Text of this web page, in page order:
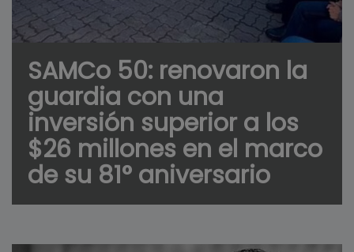
SAMCo 50: renovaron la
guardia con una
inversión superior a los
$26 millones en el marco
de su 81° aniversario